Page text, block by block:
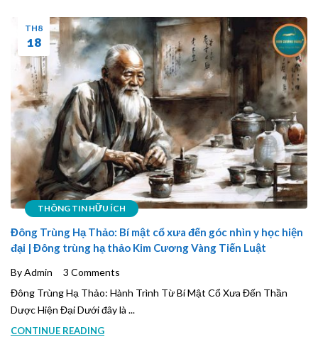
THÔNG TIN HỮU ÍCH
TH8
18
Đông Trùng Hạ Thảo: Bí mật cổ xưa đến góc nhìn y học hiện
đại | Đông trùng hạ thảo Kim Cương Vàng Tiến Luật
By Admin
3 Comments
Đông Trùng Hạ Thảo: Hành Trình Từ Bí Mật Cổ Xưa Đến Thần
Dược Hiện Đại Dưới đây là ...
CONTINUE READING